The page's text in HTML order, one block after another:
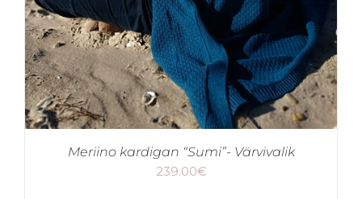
Meriino kardigan “Sumi”- Värvivalik
239.00€